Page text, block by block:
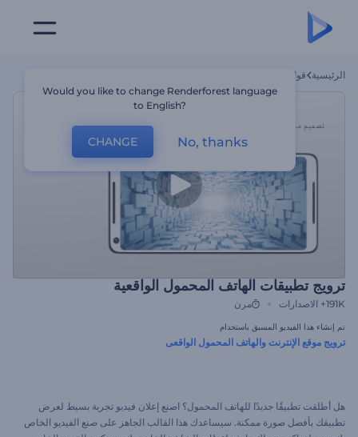
الرئيسية قوالب
ترويج تطبيقات الهاتف المحمول الواقعية
191K+ الاصدارات مرن
تم إنشاء هذا الفيديو المسبق باستخدام
ترويج موقع الإنترنت والهاتف المحمول الواقعى
هل أطلقت تطبيقًا جديدًا للهاتف المحمول؟ اصنع إعلان فيديو تجربة بسيط لعرض
تطبيقك بأفضل صورة ممكنة. سيساعدك هذا القالب الجاهز على صنع الفيديو الخاص
Would you like to change Renderforest language
to English?
CHANGE No, thanks